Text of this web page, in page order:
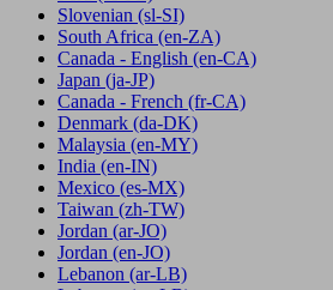
Slovenian (sl-SI)
South Africa (en-ZA)
Canada - English (en-CA)
Japan (ja-JP)
Canada - French (fr-CA)
Denmark (da-DK)
Malaysia (en-MY)
India (en-IN)
Mexico (es-MX)
Taiwan (zh-TW)
Jordan (ar-JO)
Jordan (en-JO)
Lebanon (ar-LB)